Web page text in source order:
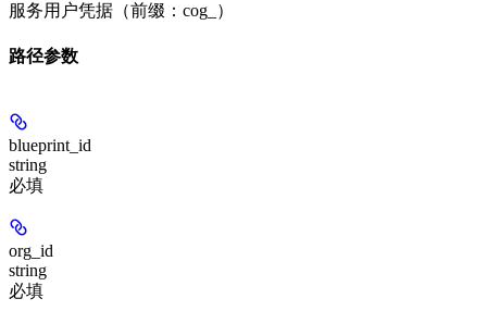
服务用户凭据（前缀：cog_）
路径参数
blueprint_id
string
必填
org_id
string
必填